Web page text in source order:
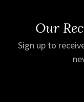
Our
Sign up to